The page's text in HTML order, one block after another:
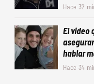
Hace 32
El video
hablar
Hace 34